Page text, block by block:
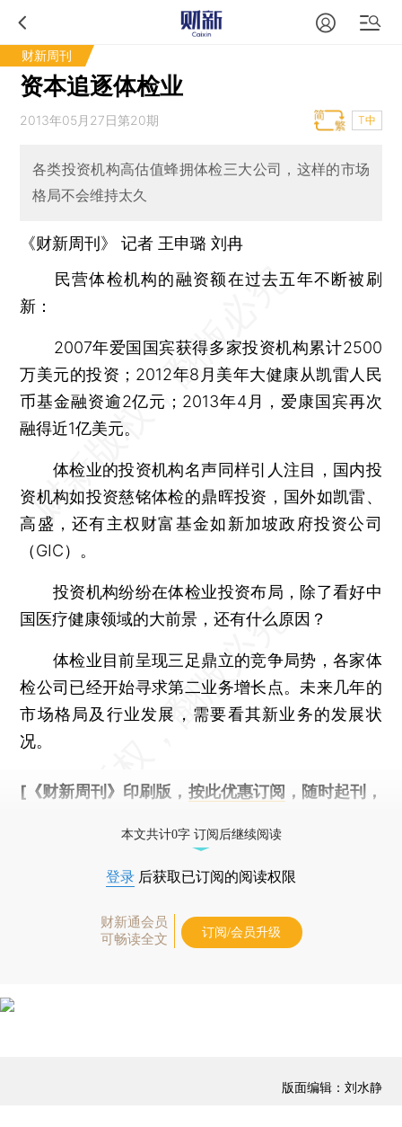
财新周刊
资本追逐体检业
2013年05月27日第20期 T中
各类投资机构高估值蜂拥体检三大公司，这样的市场
格局不会维持太久
《财新周刊》 记者 王申璐 刘冉
民营体检机构的融资额在过去五年不断被刷
新：
2007年爱国国宾获得多家投资机构累计2500
万美元的投资；2012年8月美年大健康从凯雷人民
币基金融资逾2亿元；2013年4月，爱康国宾再次
融得近1亿美元。
体检业的投资机构名声同样引人注目，国内投
资机构如投资慈铭体检的鼎晖投资，国外如凯雷、
高盛，还有主权财富基金如新加坡政府投资公司
（GIC）。
投资机构纷纷在体检业投资布局，除了看好中
国医疗健康领域的大前景，还有什么原因？
体检业目前呈现三足鼎立的竞争局势，各家体
检公司已经开始寻求第二业务增长点。未来几年的
市场格局及行业发展，需要看其新业务的发展状
况。
[《财新周刊》印刷版， 按此优惠订阅 ，随时起刊，
本文共计0字 订阅后继续阅读
登录 后获取已订阅的阅读权限
财新通会员
可畅读全文
订阅/会员升级
版面编辑：刘水静